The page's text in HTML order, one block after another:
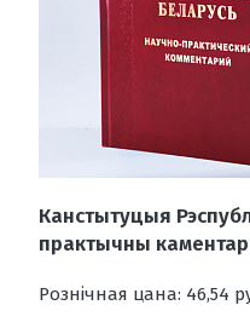
Канстытуцыя
практычны
Рознічная цана: 46,54